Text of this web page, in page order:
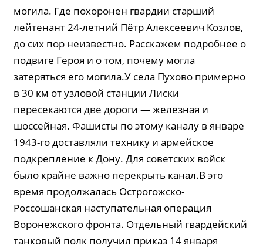
могила. Где похоронен гвардии старший
лейтенант 24-летний Пётр Алексеевич Козлов,
до сих пор неизвестно. Расскажем подробнее о
подвиге Героя и о том, почему могла
затеряться его могила.У села Пухово примерно
в 30 км от узловой станции Лиски
пересекаются две дороги — железная и
шоссейная. Фашисты по этому каналу в январе
1943-го доставляли технику и армейское
подкрепление к Дону. Для советских войск
было крайне важно перекрыть канал.В это
время продолжалась Острогожско-
Россошанская наступательная операция
Воронежского фронта. Отдельный гвардейский
танковый полк получил приказ 14 января